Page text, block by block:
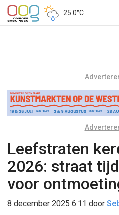
25.0°C
Leefstraten
2026: straat
voor
8 december 2025 6:11 door